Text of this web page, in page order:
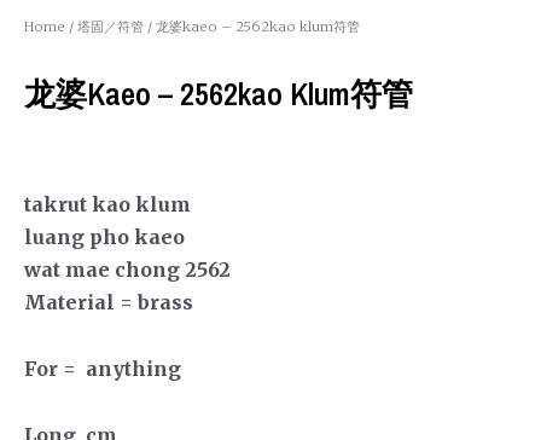
Home / 塔固／符管 / 龙婆kaeo – 2562kao klum符管
龙婆kaeo – 2562kao Klum符管
takrut kao klum
luang pho kaeo
wat mae chong 2562
Material = brass
For = anything